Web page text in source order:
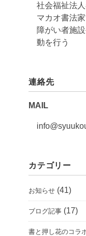
社会福祉法
マカオ書法
障がい者施
動を行う
連絡先
MAIL
カテゴリー
お知らせ (41)
ブログ記事 (17)
書と押し花のコラ